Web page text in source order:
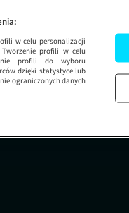
w celu personalizacji
profili w celu
profili do wyboru
dzięki statystyce lub
ograniczonych danych